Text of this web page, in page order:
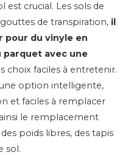
est crucial. Les sols de
de transpiration, il
pour du vinyle en
parquet avec une
choix faciles à entretenir.
option intelligente,
et faciles à remplacer
le remplacement
poids libres, des tapis
sol.